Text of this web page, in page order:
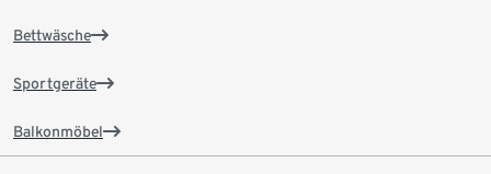
Bettwäsche
Sportgeräte
Balkonmöbel